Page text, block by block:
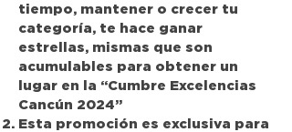
tiempo, mantener o crecer tu
categoría, te hace ganar
estrellas, mismas que son
acumulables para obtener un
lugar en la “Cumbre Excelencias
Cancún 2024”
Esta promoción es exclusiva para